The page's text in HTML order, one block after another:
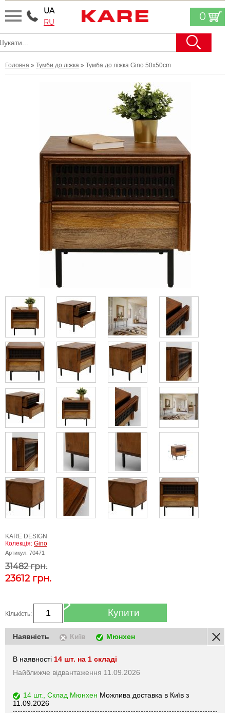
UA
RU
0
Головна » Тумби до ліжка » Тумба до ліжка Gino 50x50cm
KARE DESIGN
Колекція: Gino
Артикул: 70471
31482 грн.
23612 грн.
Кількість: Купити
Наявність Київ Мюнхен
В наявності 14 шт. на 1 складі
Найближче відвантаження 11.09.2026
14 шт., Склад Мюнхен Можлива доставка в Київ з
11.09.2026